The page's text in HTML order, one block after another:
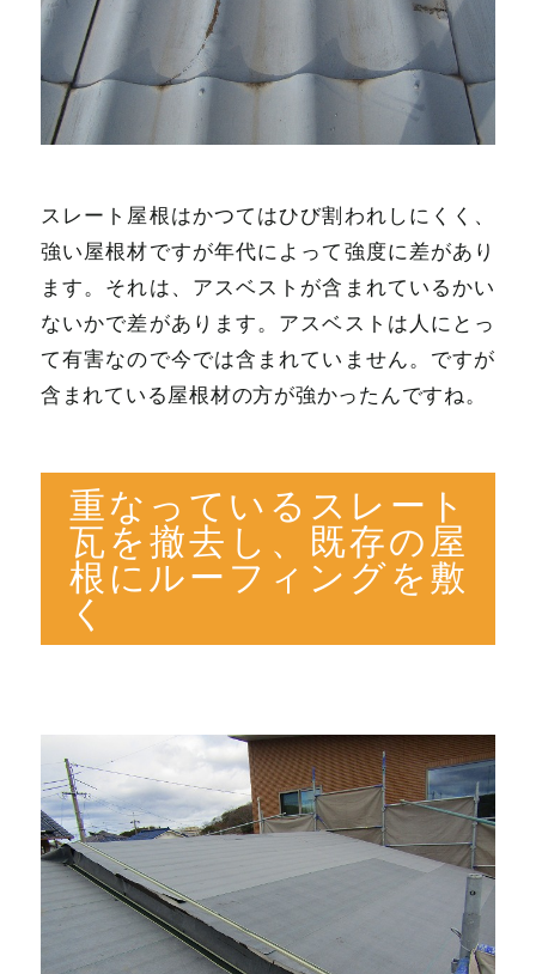
スレート屋根はかつてはひび割われしにくく、
強い屋根材ですが年代によって強度に差があり
ます。それは、アスベストが含まれているかい
ないかで差があります。アスベストは人にとっ
て有害なので今では含まれていません。ですが
含まれている屋根材の方が強かったんですね。
重なっているスレート
瓦を撤去し、既存の屋
根にルーフィングを敷
く